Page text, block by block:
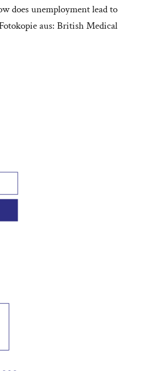
does unemployment lead to
aus: British Medical